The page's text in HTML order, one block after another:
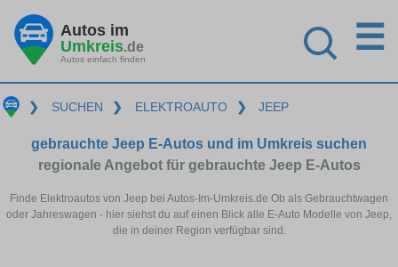
Autos im
Umkreis.de
Autos einfach finden
☰
❯ SUCHEN ❯ ELEKTROAUTO ❯ JEEP
gebrauchte Jeep E-Autos und im Umkreis suchen
regionale Angebot für gebrauchte Jeep E-Autos
Finde Elektroautos von Jeep bei Autos-Im-Umkreis.de Ob als Gebrauchtwagen
oder Jahreswagen - hier siehst du auf einen Blick alle E-Auto Modelle von Jeep,
die in deiner Region verfügbar sind.